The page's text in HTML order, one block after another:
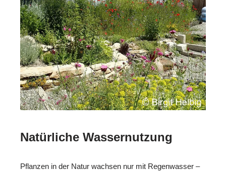
Natürliche Wassernutzung
Pflanzen in der Natur wachsen nur mit Regenwasser –